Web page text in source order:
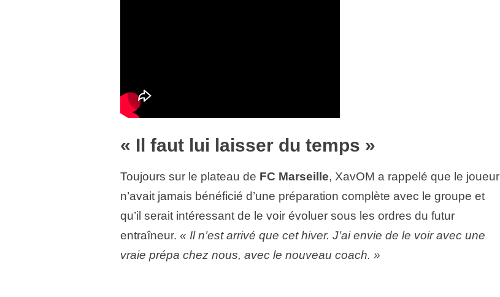
« Il faut lui laisser du temps »
Toujours sur le plateau de FC Marseille, XavOM a rappelé que le joueur
n’avait jamais bénéficié d’une préparation complète avec le groupe et
qu’il serait intéressant de le voir évoluer sous les ordres du futur
entraîneur. « Il n’est arrivé que cet hiver. J’ai envie de le voir avec une
vraie prépa chez nous, avec le nouveau coach. »